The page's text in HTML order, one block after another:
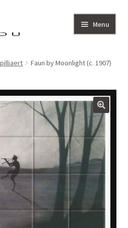
Menu
Faun by Moonlight (c. 1907)